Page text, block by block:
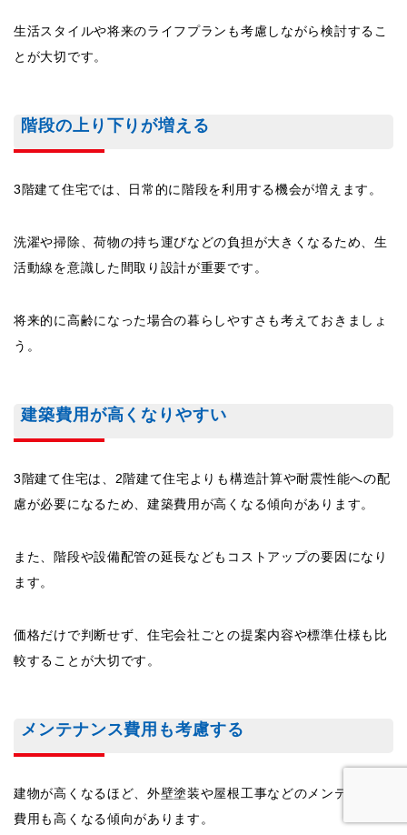
生活スタイルや将来のライフプランも考慮しながら検討するこ
とが大切です。
階段の上り下りが増える
3階建て住宅では、日常的に階段を利用する機会が増えます。
洗濯や掃除、荷物の持ち運びなどの負担が大きくなるため、生
活動線を意識した間取り設計が重要です。
将来的に高齢になった場合の暮らしやすさも考えておきましょ
う。
建築費用が高くなりやすい
3階建て住宅は、2階建て住宅よりも構造計算や耐震性能への配
慮が必要になるため、建築費用が高くなる傾向があります。
また、階段や設備配管の延長などもコストアップの要因になり
ます。
価格だけで判断せず、住宅会社ごとの提案内容や標準仕様も比
較することが大切です。
メンテナンス費用も考慮する
建物が高くなるほど、外壁塗装や屋根工事などのメンテナンス
費用も高くなる傾向があります。